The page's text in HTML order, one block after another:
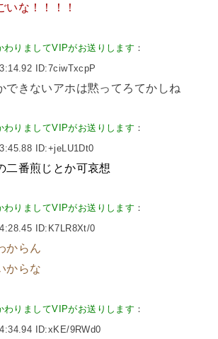
いな！！！！
わりましてVIPがお送りします ：
ID:7ciwTxcpP
できないアホは黙ってろてかしね
わりましてVIPがお送りします ：
ID:+jeLU1Dt0
二番煎じとか可哀想
わりましてVIPがお送りします ：
ID:K7LR8Xt/0
からん
からな
わりましてVIPがお送りします ：
ID:xKE/9RWd0